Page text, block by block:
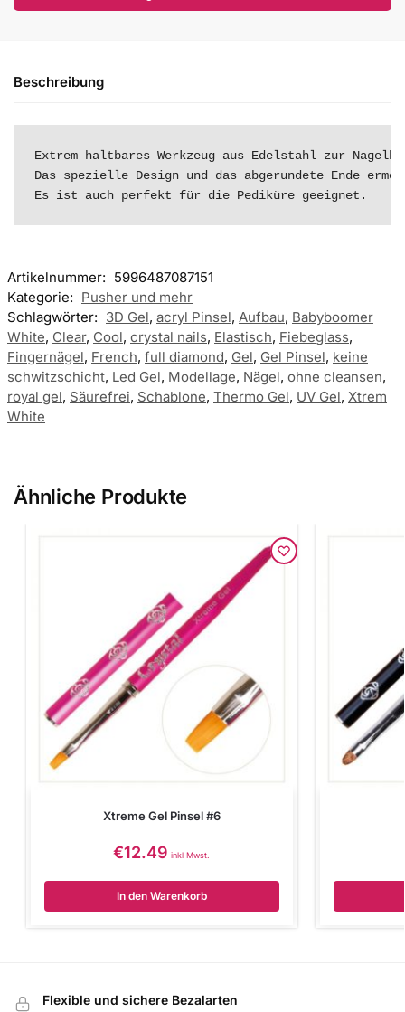
Beschreibung
Extrem haltbares Werkzeug aus Edelstahl zur
Das spezielle Design und das abgerundete Ende
Es ist auch perfekt für die Pediküre geeignet.
Artikelnummer: 5996487087151
Kategorie: Pusher und mehr
Schlagwörter: 3D Gel, acryl Pinsel, Aufbau, Babyboomer
White, Clear, Cool, crystal nails, Elastisch, Fiebeglass,
Fingernägel, French, full diamond, Gel, Gel Pinsel, keine
schwitzschicht, Led Gel, Modellage, Nägel, ohne cleansen,
royal gel, Säurefrei, Schablone, Thermo Gel, UV Gel, Xtrem
White
Ähnliche Produkte
Xtreme Gel Pinsel #6
€12.49 inkl Mwst.
In den Warenkorb
Flexible und sichere Bezalarten